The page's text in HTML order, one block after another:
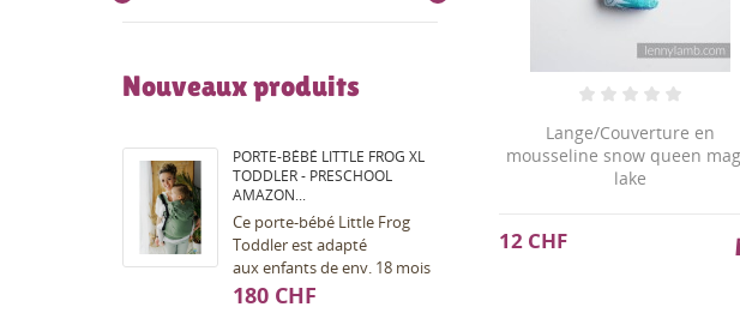
Nouveaux produits
PORTE-BÉBÉ LITTLE FROG XL
TODDLER - PRESCHOOL
AMAZON...
Ce porte-bébé Little Frog
Toddler est adapté
aux enfants de env. 18 mois
à env. 7 ans (dès taille 98,
180 CHF
Lange/Couverture en
mousseline snow queen
lake
12 CHF